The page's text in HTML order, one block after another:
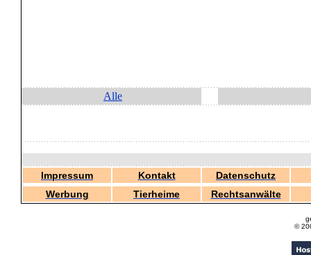
Alle
Impressum Kontakt
Datenschutz
Werbung
Tierheime Rechtsanwälte
©